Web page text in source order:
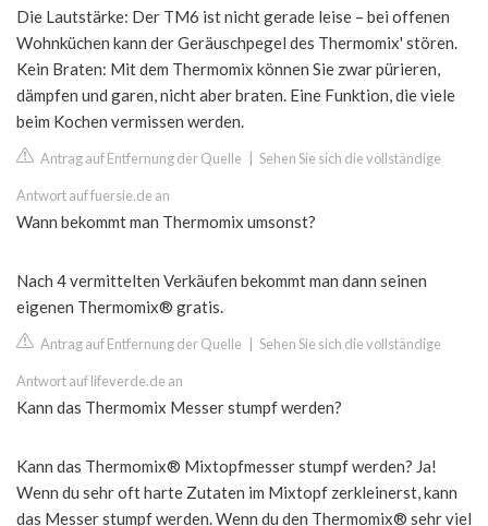
Die Lautstärke: Der TM6 ist nicht gerade leise – bei offenen
Wohnküchen kann der Geräuschpegel des Thermomix' stören.
Kein Braten: Mit dem Thermomix können Sie zwar pürieren,
dämpfen und garen, nicht aber braten. Eine Funktion, die viele
beim Kochen vermissen werden.
Antrag auf Entfernung der Quelle Sehen Sie sich die vollständige
Antwort auf fuersie.de an
Wann bekommt man Thermomix umsonst?
Nach 4 vermittelten Verkäufen bekommt man dann seinen
eigenen Thermomix® gratis.
Antrag auf Entfernung der Quelle Sehen Sie sich die vollständige
Antwort auf lifeverde.de an
Kann das Thermomix Messer stumpf werden?
Kann das Thermomix® Mixtopfmesser stumpf werden? Ja!
Wenn du sehr oft harte Zutaten im Mixtopf zerkleinerst, kann
das Messer stumpf werden. Wenn du den Thermomix® sehr viel